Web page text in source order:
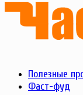
Полезные
Фаст-фуд